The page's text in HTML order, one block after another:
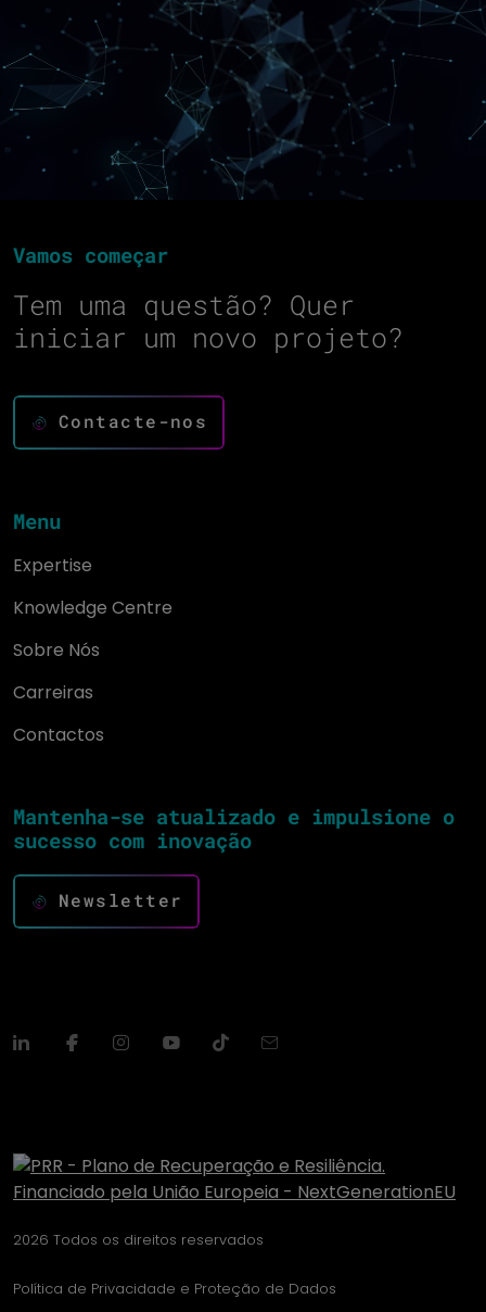
Vamos começar
Tem uma questão? Quer
iniciar um novo projeto?
Contacte-nos
Menu
Expertise
Knowledge Centre
Sobre Nós
Carreiras
Contactos
Mantenha-se atualizado e impulsione o
sucesso com inovação
Newsletter
2026 Todos os direitos reservados
Política de Privacidade e Proteção de Dados